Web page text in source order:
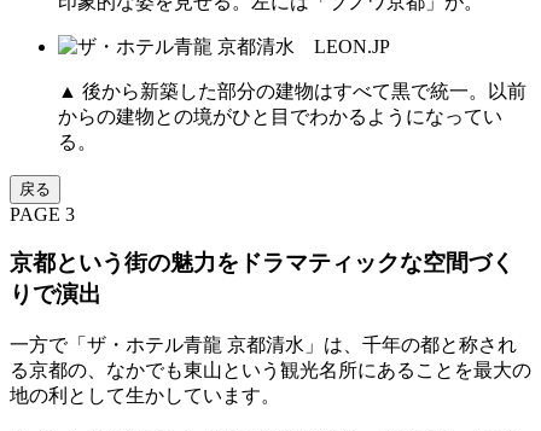
▲ 後から新築した部分の建物はすべて黒で統一。以前
からの建物との境がひと目でわかるようになってい
る。
戻る
PAGE 3
京都という街の魅力をドラマティックな空間づく
りで演出
一方で「ザ・ホテル青龍 京都清水」は、千年の都と称され
る京都の、なかでも東山という観光名所にあることを最大の
地の利として生かしています。